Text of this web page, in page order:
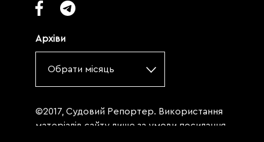
Архіви
Обрати місяць
©2017, Судовий Репортер. Використання
матеріалів сайту лише за умови посилання